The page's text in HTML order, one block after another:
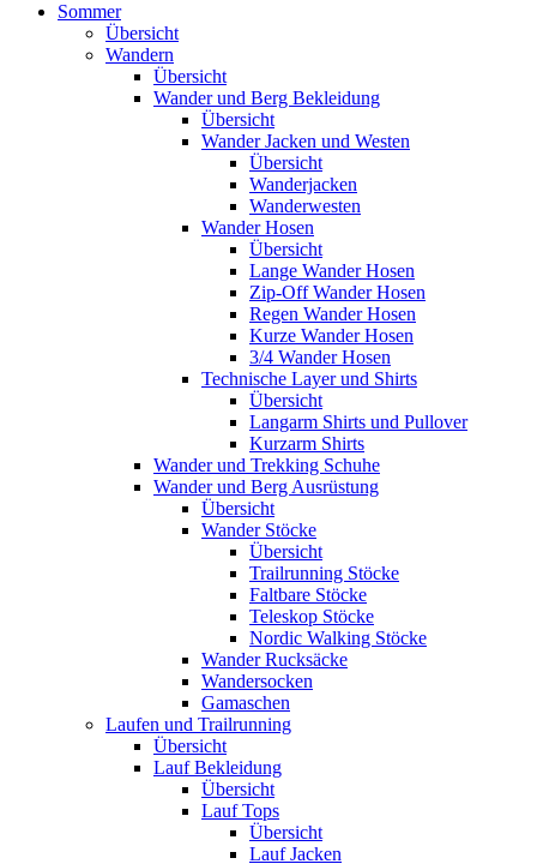
Sommer
Übersicht
Wandern
Übersicht
Wander und Berg Bekleidung
Übersicht
Wander Jacken und Westen
Übersicht
Wanderjacken
Wanderwesten
Wander Hosen
Übersicht
Lange Wander Hosen
Zip-Off Wander Hosen
Regen Wander Hosen
Kurze Wander Hosen
3/4 Wander Hosen
Technische Layer und Shirts
Übersicht
Langarm Shirts und Pullover
Kurzarm Shirts
Wander und Trekking Schuhe
Wander und Berg Ausrüstung
Übersicht
Wander Stöcke
Übersicht
Trailrunning Stöcke
Faltbare Stöcke
Teleskop Stöcke
Nordic Walking Stöcke
Wander Rucksäcke
Wandersocken
Gamaschen
Laufen und Trailrunning
Übersicht
Lauf Bekleidung
Übersicht
Lauf Tops
Übersicht
Lauf Jacken